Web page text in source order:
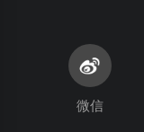
微信